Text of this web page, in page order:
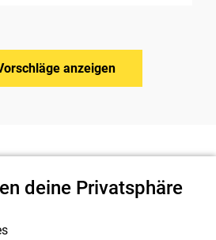
anzeigen
deine Privatsphäre